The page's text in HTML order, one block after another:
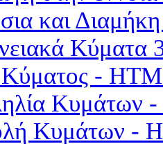
και
-
Κυμάτων
Κυμάτων -